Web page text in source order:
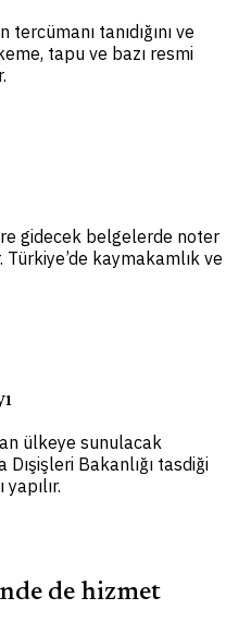
tanıdığını ve
tapu ve bazı resmi
gidecek belgelerde noter
kaymakamlık ve
ülkeye sunulacak
Bakanlığı tasdiği
de hizmet